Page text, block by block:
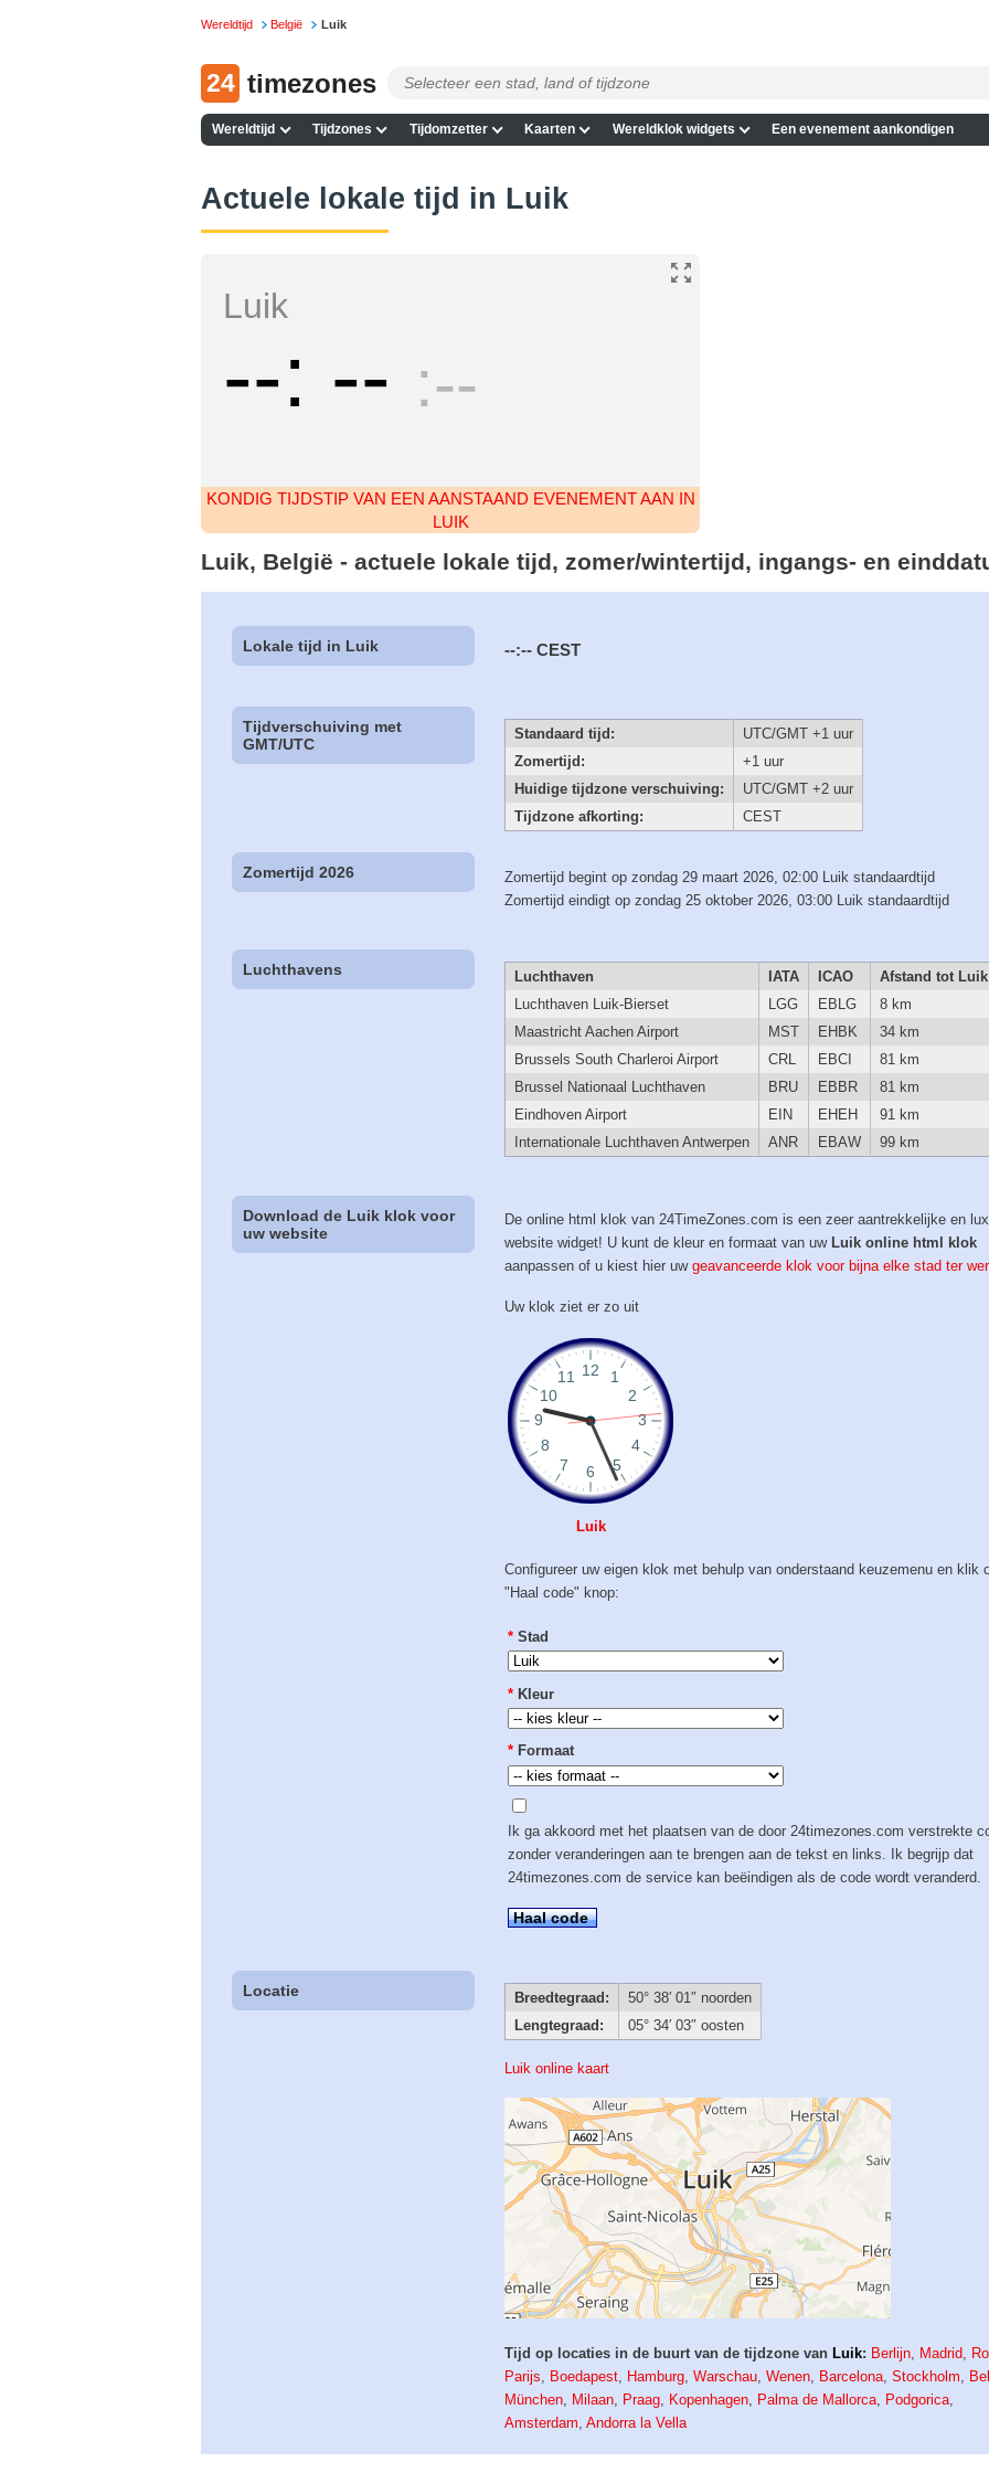
Wereldtijd België Luik
24 timezones
Wereldtijd Tijdzones Tijdomzetter Kaarten Wereldklok widgets Een evenement aankondigen
Actuele lokale tijd in Luik
Luik
-- -- --
KONDIG TIJDSTIP VAN EEN AANSTAAND EVENEMENT AAN IN
LUIK
Luik, België - actuele lokale tijd, zomer/wintertijd, ingangs- en
Lokale tijd in Luik --:-- CEST
Tijdverschuiving met
GMT/UTC
Standaard tijd:
UTC/GMT +1 uur
Zomertijd:
+1 uur
Huidige tijdzone verschuiving:
UTC/GMT +2 uur
Tijdzone afkorting:
CEST
Zomertijd 2026
Zomertijd begint op zondag 29 maart 2026, 02:00 Luik standaardtijd
Zomertijd eindigt op zondag 25 oktober 2026, 03:00 Luik standaardtijd
Luchthavens Luchthaven IATA ICAO
Afstand tot Luik
Luchthaven Luik-Bierset
LGG EBLG
8 km
Maastricht Aachen Airport
MST EHBK
34 km
Brussels South Charleroi Airport
CRL EBCI
81 km
Brussel Nationaal Luchthaven
BRU EBBR
81 km
Eindhoven Airport
EIN EHEH
91 km
Internationale Luchthaven Antwerpen
ANR EBAW 99 km
Download de Luik klok voor
uw website
De online html klok van 24TimeZones.com is een zeer aantrekkelijke en
website widget! U kunt de kleur en formaat van uw Luik online html klok
aanpassen of u kiest hier uwgeavanceerde klok voor bijna elke stad ter
Uw klok ziet er zo uit
Luik
Configureer uw eigen klok met behulp van onderstaand keuzemenu en klik
"Haal code" knop:
* Stad
* Kleur
* Formaat
Ik ga akkoord met het plaatsen van de door 24timezones.com verstrekte
zonder veranderingen aan te brengen aan de tekst en links. Ik begrijp dat
24timezones.com de service kan beëindigen als de code wordt veranderd.
Haal code
Locatie Breedtegraad:
50° 38′ 01″ noorden
Lengtegraad:
05° 34′ 03″ oosten
Luik online kaart
Tijd op locaties in de buurt van de tijdzone van Luik: Berlijn, Madrid,
Parijs, Boedapest, Hamburg,Warschau,Wenen, Barcelona,Stockholm,
München, Milaan, Praag, Kopenhagen, Palma de Mallorca, Podgorica,
Amsterdam,Andorra la Vella